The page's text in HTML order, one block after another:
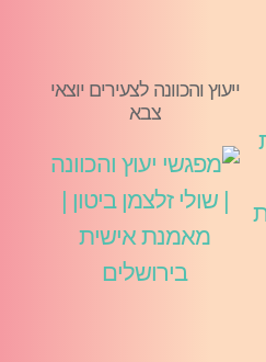
ייעוץ והכוונה לצעירים יוצאי
צבא